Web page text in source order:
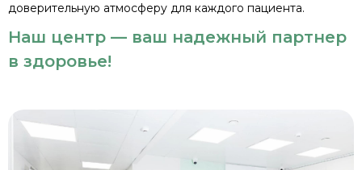
доверительную атмосферу для каждого пациента.
Наш центр — ваш надежный партнер
в здоровье!